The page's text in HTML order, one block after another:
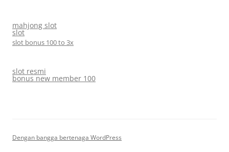
mahjong slot
slot
slot bonus 100 to 3x
slot resmi
bonus new member 100
Dengan bangga bertenaga WordPress